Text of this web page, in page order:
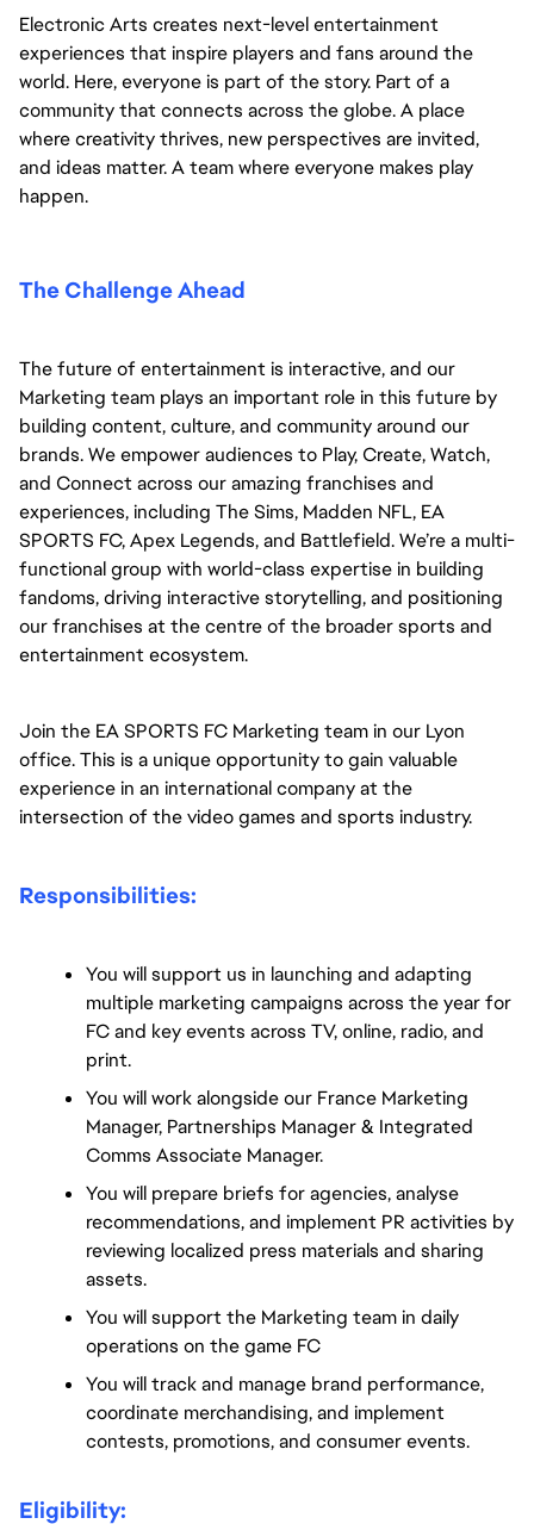
Electronic Arts creates next-level entertainment
experiences that inspire players and fans around the
world. Here, everyone is part of the story. Part of a
community that connects across the globe. A place
where creativity thrives, new perspectives are invited,
and ideas matter. A team where everyone makes play
happen.
The Challenge Ahead
The future of entertainment is interactive, and our
Marketing team plays an important role in this future by
building content, culture, and community around our
brands. We empower audiences to Play, Create, Watch,
and Connect across our amazing franchises and
experiences, including The Sims, Madden NFL, EA
SPORTS FC, Apex Legends, and Battlefield. We’re a multi-
functional group with world-class expertise in building
fandoms, driving interactive storytelling, and positioning
our franchises at the centre of the broader sports and
entertainment ecosystem.
Join the EA SPORTS FC Marketing team in our Lyon
office. This is a unique opportunity to gain valuable
experience in an international company at the
intersection of the video games and sports industry.
Responsibilities:
You will support us in launching and adapting
multiple marketing campaigns across the year for
FC and key events across TV, online, radio, and
print.
You will work alongside our France Marketing
Manager, Partnerships Manager & Integrated
Comms Associate Manager.
You will prepare briefs for agencies, analyse
recommendations, and implement PR activities by
reviewing localized press materials and sharing
assets.
You will support the Marketing team in daily
operations on the game FC
You will track and manage brand performance,
coordinate merchandising, and implement
contests, promotions, and consumer events.
Eligibility: